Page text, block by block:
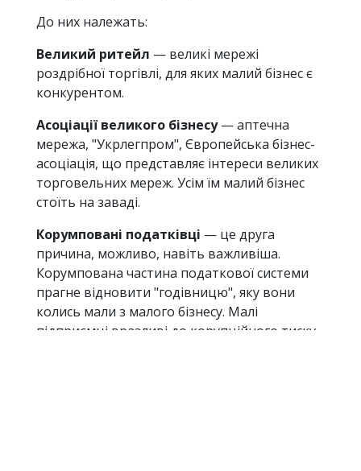
До них належать:
Великий ритейл — великі мережі
роздрібної торгівлі, для яких малий бізнес є
конкурентом.
Асоціації великого бізнесу— аптечна
мережа, "Укрлегпром", Європейська бізнес-
асоціація, що представляє інтереси великих
торговельних мереж. Усім їм малий бізнес
стоїть на заваді.
Корумповані податківці — це друга
причина, можливо, навіть важливіша.
Корумпована частина податкової системи
прагне відновити "годівницю", яку вони
колись мали з малого бізнесу. Малі
підприємці вразливі до корупційного тиску,